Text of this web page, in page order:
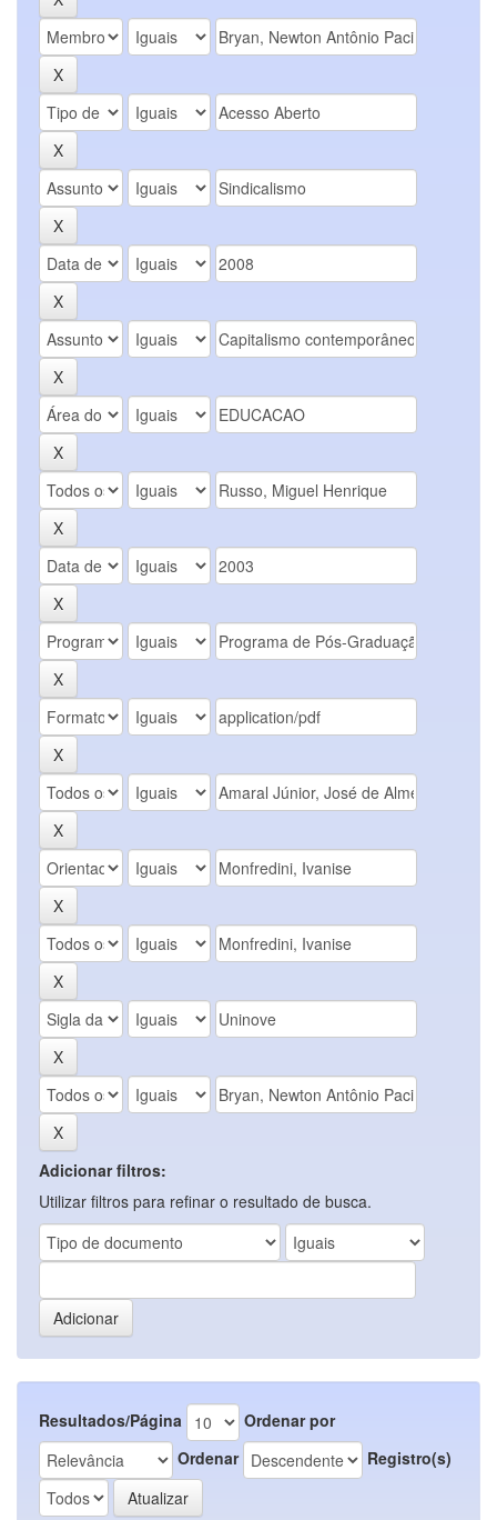
Adicionar filtros:
Utilizar filtros para refinar o resultado de busca.
Resultados/Página
Ordenar por
Ordenar
Registro(s)